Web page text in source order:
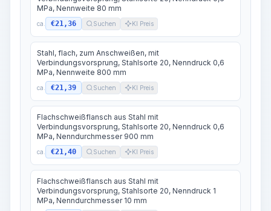
MPa, Nennweite 80 mm
ca. €21,36 Suchen KI Preis
Stahl, flach, zum Anschweißen, mit
Verbindungsvorsprung, Stahlsorte 20, Nenndruck 0,6
MPa, Nennweite 800 mm
ca. €21,39 Suchen KI Preis
Flachschweißflansch aus Stahl mit
Verbindungsvorsprung, Stahlsorte 20, Nenndruck 0,6
MPa, Nenndurchmesser 900 mm
ca. €21,40 Suchen KI Preis
Flachschweißflansch aus Stahl mit
Verbindungsvorsprung, Stahlsorte 20, Nenndruck 1
MPa, Nenndurchmesser 10 mm